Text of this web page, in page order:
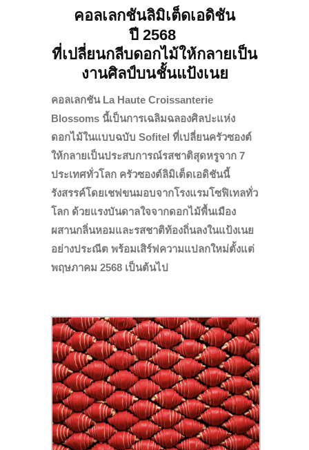
คอลเลกชันลิมิเต็ดเอดิชัน
ปี 2568
ที่เปลี่ยนกลีบดอกไม้ให้กลายเป็น
งานศิลป์บนชั้นแป้งเนย
คอลเลกชัน La Haute Croissanterie
Blossoms นี้เป็นการเฉลิมฉลองศิลปะแห่ง
ดอกไม้ในแบบฉบับ Sofitel ที่เปลี่ยนครัวซองต์
ให้กลายเป็นประสบการณ์รสชาติสุดหรูจาก 7
ประเทศทั่วโลก ครัวซองต์ลิมิเต็ดเอดิชันนี้
รังสรรค์โดยเชฟขนมอบจากโรงแรมโซฟิเทลทั่ว
โลก ด้วยแรงบันดาลใจจากดอกไม้พื้นเมือง
ผสานกลิ่นหอมและรสชาติท้องถิ่นลงในแป้งเนย
อย่างประณีต พร้อมเสิร์ฟความแปลกใหม่ตั้งแต่
พฤษภาคม 2568 เป็นต้นไป